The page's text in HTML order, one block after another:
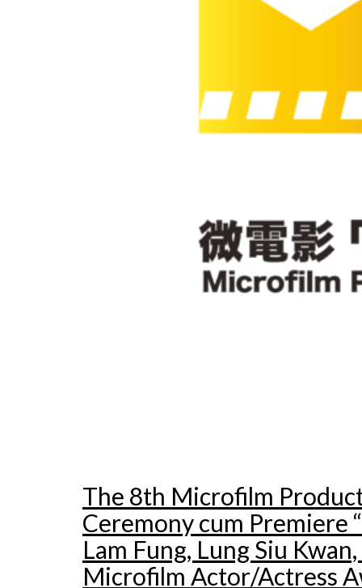
The 8th Microfilm
Ceremony cum Premiere
Lam Fung, Lung Siu
Microfilm Actor/Actress